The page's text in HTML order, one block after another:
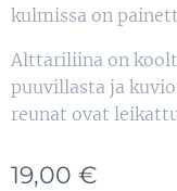
kulmissa on
Alttariliina on
puuvillasta ja
reunat ovat
19,00 €